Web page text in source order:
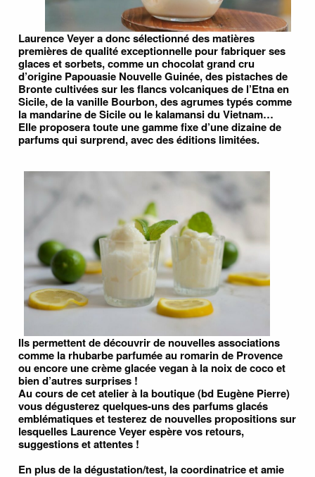
Laurence Veyer a donc sélectionné des matières
premières de qualité exceptionnelle pour fabriquer ses
glaces et sorbets, comme un chocolat grand cru
d’origine Papouasie Nouvelle Guinée, des pistaches de
Bronte cultivées sur les flancs volcaniques de l’Etna en
Sicile, de la vanille Bourbon, des agrumes typés comme
la mandarine de Sicile ou le kalamansi du Vietnam…
Elle proposera toute une gamme fixe d’une dizaine de
parfums qui surprend, avec des éditions limitées.
Ils permettent de découvrir de nouvelles associations
comme la rhubarbe parfumée au romarin de Provence
ou encore une crème glacée vegan à la noix de coco et
bien d’autres surprises !
Au cours de cet atelier à la boutique (bd Eugène Pierre)
vous dégusterez quelques-uns des parfums glacés
emblématiques et testerez de nouvelles propositions sur
lesquelles Laurence Veyer espère vos retours,
suggestions et attentes !
En plus de la dégustation/test, la coordinatrice et amie